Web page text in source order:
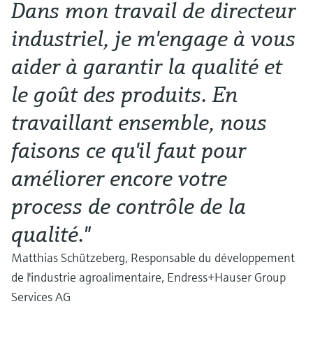
Dans mon travail de directeur
industriel, je m'engage à vous
aider à garantir la qualité et
le goût des produits. En
travaillant ensemble, nous
faisons ce qu'il faut pour
améliorer encore votre
process de contrôle de la
qualité."
Matthias Schützeberg, Responsable du développement
de l'industrie agroalimentaire, Endress+Hauser Group
Services AG